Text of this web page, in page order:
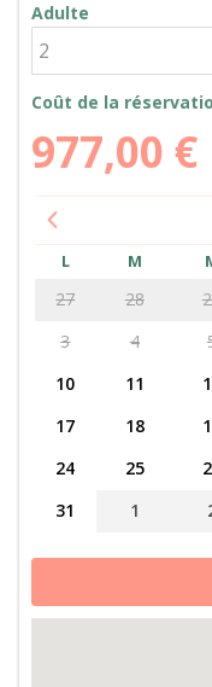
Adulte
Coût de la
977,00 €
L M
27 28
3
4
10
11
17
18
24
25
31
1
quantité
Immersion
à